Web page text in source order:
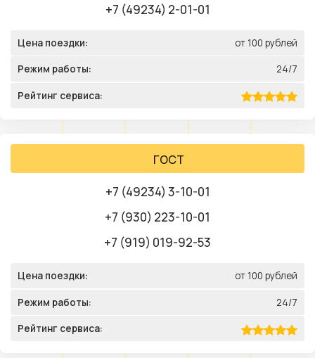
+7 (49234) 2-01-01
Цена поездки: от 100 рублей
Режим работы: 24/7
Рейтинг сервиса:
ГОСТ
+7 (49234) 3-10-01
+7 (930) 223-10-01
+7 (919) 019-92-53
Цена поездки: от 100 рублей
Режим работы: 24/7
Рейтинг сервиса: